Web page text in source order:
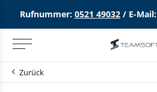
Rufnummer: 0521 49032/ E-Mail:
Zurück